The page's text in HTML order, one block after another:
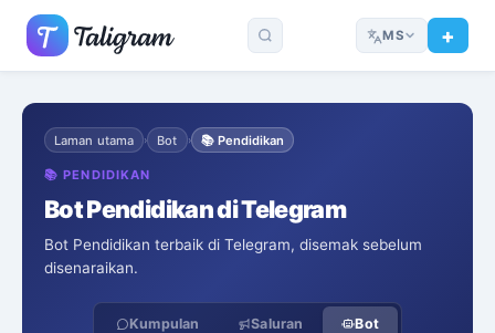
MS
Laman utama › Bot › 📚 Pendidikan
📚 PENDIDIKAN
Bot Pendidikan di Telegram
Bot Pendidikan terbaik di Telegram, disemak sebelum
disenaraikan.
Kumpulan Saluran Bot